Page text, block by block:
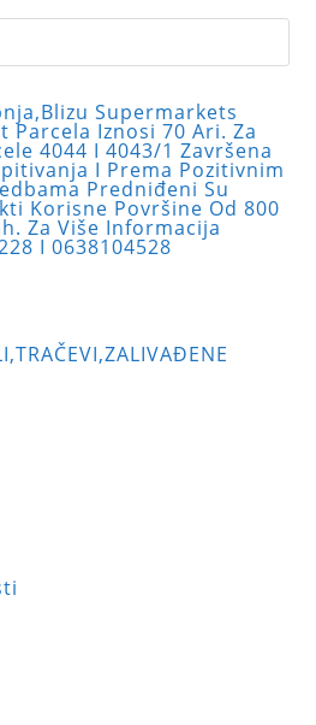
Supermarkets
Parcela Iznosi 70 Ari. Za
4044 I 4043/1 Završena
I Prema Pozitivnim
Predniđeni Su
Korisne Površine Od 800
Za Više Informacija
I 0638104528